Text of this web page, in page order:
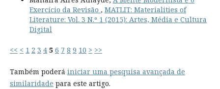
Exercício da Revisão , MATLIT: Materialities of
Literature: Vol. 3 N.º 1 (2015): Artes, Média e Cultura
Digital
<< < 1 2 3 4 5 6 7 8 9 10 > >>
Também poderá iniciar uma pesquisa avançada de
similaridade para este artigo.